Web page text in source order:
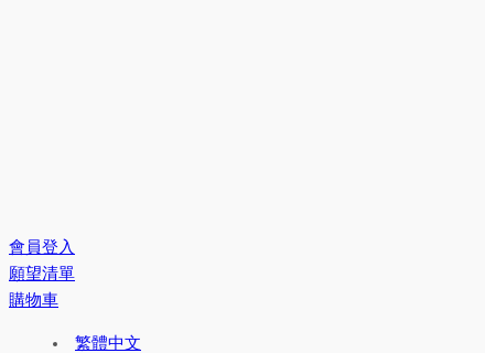
會員登入
願望清單
購物車
繁體中文